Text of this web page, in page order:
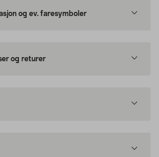
og ev. faresymboler
og returer